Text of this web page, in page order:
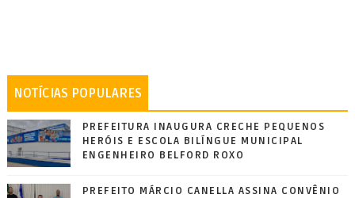
NOTÍCIAS POPULARES
PREFEITURA INAUGURA CRECHE PEQUENOS
HERÓIS E ESCOLA BILÍNGUE MUNICIPAL
ENGENHEIRO BELFORD ROXO
PREFEITO MÁRCIO CANELLA ASSINA CONVÊNIO